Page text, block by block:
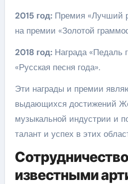
2015 год:Премия «Лучший
на премии «Золотой
2018 год:Награда «Педаль
«Русская песня года».
Эти награды и премии
выдающихся достижений
музыкальной индустрии и
талант и успех в этих
известными